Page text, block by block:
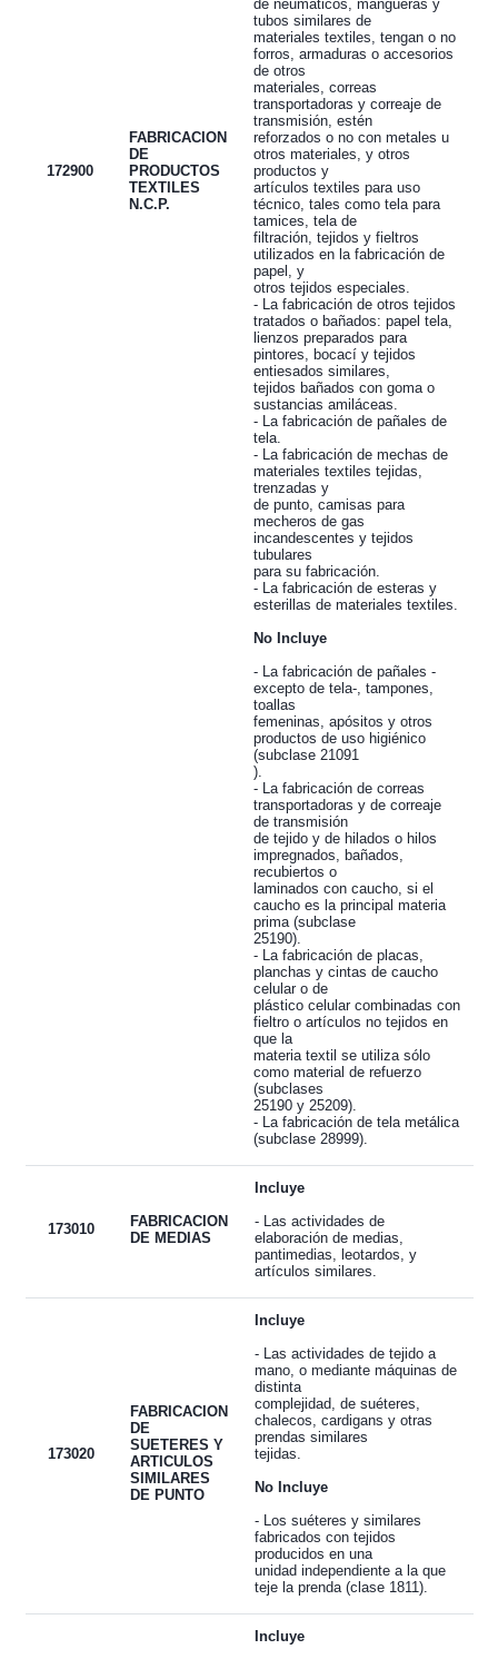
172900
FABRICACION
DE
PRODUCTOS
TEXTILES
N.C.P.
de neumáticos, mangueras y
tubos similares de
materiales textiles, tengan o no
forros, armaduras o accesorios
de otros
materiales, correas
transportadoras y correaje de
transmisión, estén
reforzados o no con metales u
otros materiales, y otros
productos y
artículos textiles para uso
técnico, tales como tela para
tamices, tela de
filtración, tejidos y fieltros
utilizados en la fabricación de
papel, y
otros tejidos especiales.
- La fabricación de otros tejidos
tratados o bañados: papel tela,
lienzos preparados para
pintores, bocací y tejidos
entiesados similares,
tejidos bañados con goma o
sustancias amiláceas.
- La fabricación de pañales de
tela.
- La fabricación de mechas de
materiales textiles tejidas,
trenzadas y
de punto, camisas para
mecheros de gas
incandescentes y tejidos
tubulares
para su fabricación.
- La fabricación de esteras y
esterillas de materiales textiles.
No Incluye
- La fabricación de pañales -
excepto de tela-, tampones,
toallas
femeninas, apósitos y otros
productos de uso higiénico
(subclase 21091
).
- La fabricación de correas
transportadoras y de correaje
de transmisión
de tejido y de hilados o hilos
impregnados, bañados,
recubiertos o
laminados con caucho, si el
caucho es la principal materia
prima (subclase
25190).
- La fabricación de placas,
planchas y cintas de caucho
celular o de
plástico celular combinadas con
fieltro o artículos no tejidos en
que la
materia textil se utiliza sólo
como material de refuerzo
(subclases
25190 y 25209).
- La fabricación de tela metálica
(subclase 28999).
173010
FABRICACION
DE MEDIAS
Incluye
- Las actividades de
elaboración de medias,
pantimedias, leotardos, y
artículos similares.
173020
FABRICACION
DE
SUETERES Y
ARTICULOS
SIMILARES
DE PUNTO
Incluye
- Las actividades de tejido a
mano, o mediante máquinas de
distinta
complejidad, de suéteres,
chalecos, cardigans y otras
prendas similares
tejidas.
No Incluye
- Los suéteres y similares
fabricados con tejidos
producidos en una
unidad independiente a la que
teje la prenda (clase 1811).
Incluye